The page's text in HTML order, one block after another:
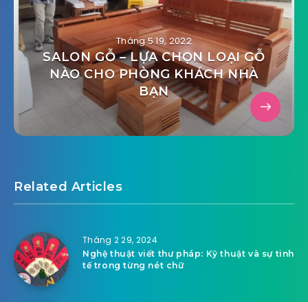
Tháng 5 19, 2022
SALON GỖ – LỰA CHỌN LOẠI GỖ
NÀO CHO PHÒNG KHÁCH NHÀ
BẠN
Related Articles
Tháng 2 29, 2024
Nghệ thuật viết thư pháp: Kỹ thuật và sự tinh
tế trong từng nét chữ